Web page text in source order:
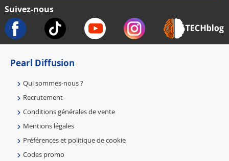
Suivez-nous
Pearl Diffusion
Qui sommes-nous ?
Recrutement
Conditions générales de vente
Mentions légales
Préférences et politique de cookie
Codes promo